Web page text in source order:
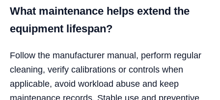
What maintenance helps extend the
equipment lifespan?
Follow the manufacturer manual, perform regular
cleaning, verify calibrations or controls when
applicable, avoid workload abuse and keep
maintenance records. Stable use and preventive